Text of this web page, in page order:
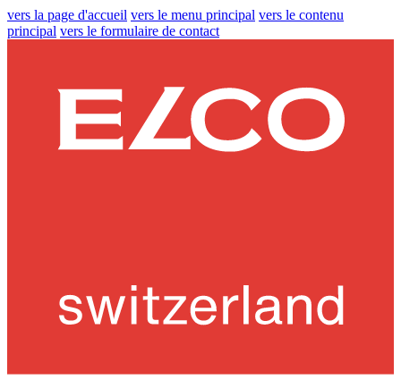
vers la page d'accueil vers le menu principal vers le contenu
principal vers le formulaire de contact